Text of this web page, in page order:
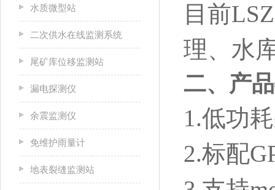
水质微型站
二次供水在线监测系统
尾矿库位移监测站
漏电探测仪
余震监测仪
免维护雨量计
地表裂缝监测站
目前
理、水
二、产
1.低功
2.标配